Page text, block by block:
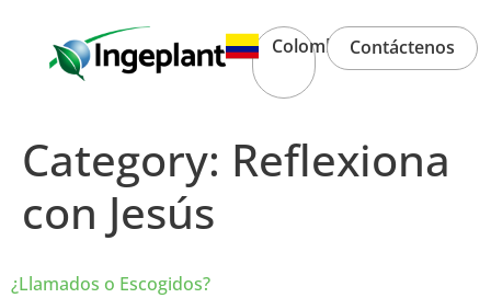
ColombiaContáctenos
Category: Reflexiona
con Jesús
¿Llamados o Escogidos?